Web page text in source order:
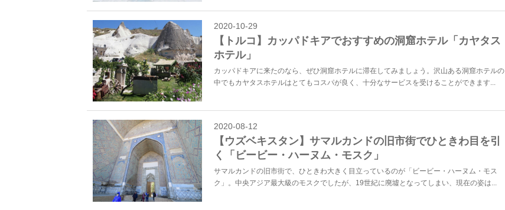
2020-10-29
【トルコ】カッパドキアでおすすめの洞窟ホテル「カヤタス
ホテル」
カッパドキアに来たのなら、ぜひ洞窟ホテルに滞在してみましょう。沢山ある洞窟ホテルの
中でもカヤタスホテルはとてもコスパが良く、十分なサービスを受けることができます...
2020-08-12
【ウズベキスタン】サマルカンドの旧市街でひときわ目を引
く「ビービー・ハーヌム・モスク」
サマルカンドの旧市街で、ひときわ大きく目立っているのが「ビービー・ハーヌム・モス
ク」。中央アジア最大級のモスクでしたが、19世紀に廃墟となってしまい、現在の姿は...